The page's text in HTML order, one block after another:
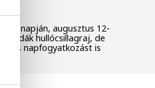
napján, augusztus 12-
hullócsillagraj, de
napfogyatkozást is